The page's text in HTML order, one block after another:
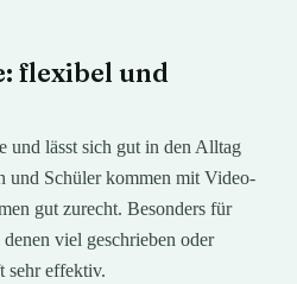
flexibel und
und lässt sich gut in den Alltag
und Schüler kommen mit Video-
gut zurecht. Besonders für
viel geschrieben oder
sehr effektiv.